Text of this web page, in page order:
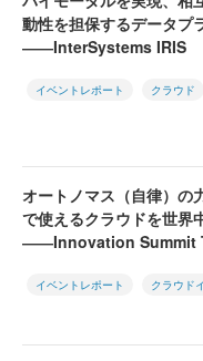
動性を担保するデータプ
――InterSystems IRIS
イベントレポート クラウド
オートノマス（自律）の
で使えるクラウドを世界
――Innovation Summit
イベントレポート クラウド